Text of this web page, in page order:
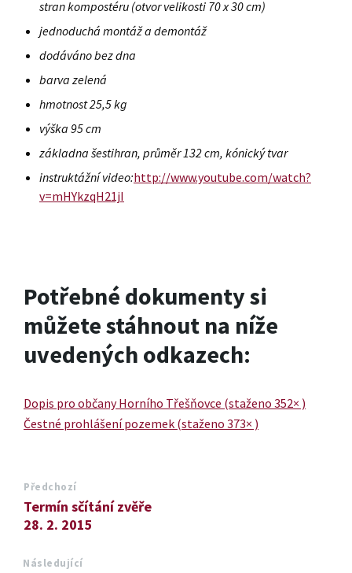
stran kompostéru (otvor velikosti 70 x 30 cm)
jednoduchá montáž a demontáž
dodáváno bez dna
barva zelená
hmotnost 25,5 kg
výška 95 cm
základna šestihran, průměr 132 cm, kónický tvar
instruktážní video:http://www.youtube.com/watch?
v=mHYkzqH21jI
Potřebné dokumenty si
můžete stáhnout na níže
uvedených odkazech:
Dopis pro občany Horního Třešňovce (staženo 352× )
Čestné prohlášení pozemek (staženo 373× )
Předchozí
Termín sčítání zvěře
28. 2. 2015
Následující